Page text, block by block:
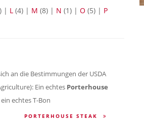
| L (4) | M (8) | N (1) | O (5) | P
an die Bestimmungen der USDA
Ein echtes Porterhouse
echtes T-Bon
PORTERHOUSE STEAK